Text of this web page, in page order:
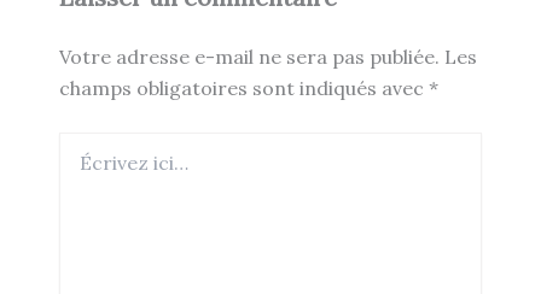
Votre adresse e-mail ne sera pas publiée. Les
champs obligatoires sont indiqués avec *
ici…